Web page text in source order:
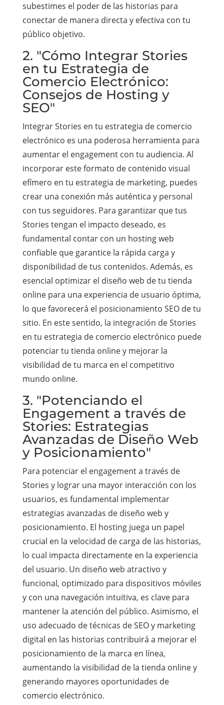
subestimes el poder de las historias para
conectar de manera directa y efectiva con tu
público objetivo.
2. "Cómo Integrar Stories
en tu Estrategia de
Comercio Electrónico:
Consejos de Hosting y
SEO"
Integrar Stories en tu estrategia de comercio
electrónico es una poderosa herramienta para
aumentar el engagement con tu audiencia. Al
incorporar este formato de contenido visual
efímero en tu estrategia de marketing, puedes
crear una conexión más auténtica y personal
con tus seguidores. Para garantizar que tus
Stories tengan el impacto deseado, es
fundamental contar con un hosting web
confiable que garantice la rápida carga y
disponibilidad de tus contenidos. Además, es
esencial optimizar el diseño web de tu tienda
online para una experiencia de usuario óptima,
lo que favorecerá el posicionamiento SEO de tu
sitio. En este sentido, la integración de Stories
en tu estrategia de comercio electrónico puede
potenciar tu tienda online y mejorar la
visibilidad de tu marca en el competitivo
mundo online.
3. "Potenciando el
Engagement a través de
Stories: Estrategias
Avanzadas de Diseño Web
y Posicionamiento"
Para potenciar el engagement a través de
Stories y lograr una mayor interacción con los
usuarios, es fundamental implementar
estrategias avanzadas de diseño web y
posicionamiento. El hosting juega un papel
crucial en la velocidad de carga de las historias,
lo cual impacta directamente en la experiencia
del usuario. Un diseño web atractivo y
funcional, optimizado para dispositivos móviles
y con una navegación intuitiva, es clave para
mantener la atención del público. Asimismo, el
uso adecuado de técnicas de SEO y marketing
digital en las historias contribuirá a mejorar el
posicionamiento de la marca en línea,
aumentando la visibilidad de la tienda online y
generando mayores oportunidades de
comercio electrónico.